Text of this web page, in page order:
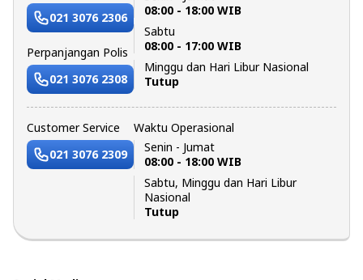
021 3076 2306
Perpanjangan Polis
021 3076 2308
08:00 - 18:00 WIB
Sabtu
08:00 - 17:00 WIB
Minggu dan Hari Libur Nasional
Tutup
Customer Service
021 3076 2309
Waktu Operasional
Senin - Jumat
08:00 - 18:00 WIB
Sabtu, Minggu dan Hari Libur
Nasional
Tutup